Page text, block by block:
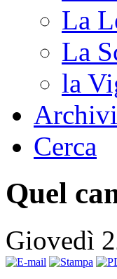
La
La
la
Cerca
Quel
Giovedì